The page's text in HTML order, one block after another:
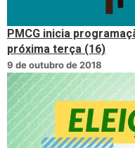
PMCG inicia
próxima terça (16)
9 de outubro de 2018